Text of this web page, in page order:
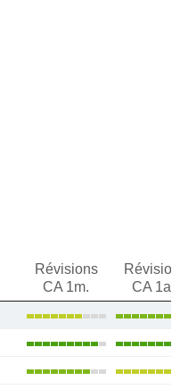
Révisions
CA 1m.
CA 1an